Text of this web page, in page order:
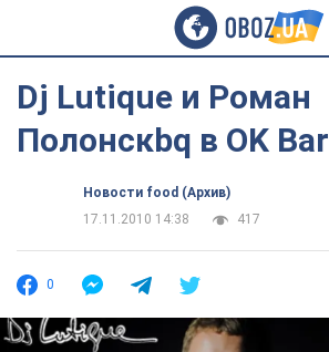
Dj Lutique и Роман
Полонскbq в OK Bar
Новости food (Архив)
17.11.2010 14:38
417
0